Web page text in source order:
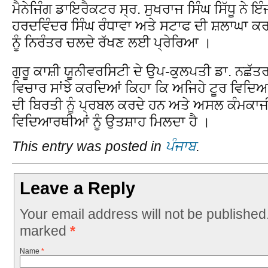
ਮੈਨੇਜਿੰਗ ਡਾਇਰੈਕਟਰ ਸ੍ਰ. ਸੁਖਰਾਜ ਸਿੰਘ ਸਿੱਧੂ ਨੇ
ਹਰਦਵਿੰਦਰ ਸਿੰਘ ਰੰਧਾਵਾ ਅਤੇ ਸਟਾਫ ਦੀ ਸ਼ਲਾਘਾ
ਨੂੰ ਨਿਰੰਤਰ ਚਲਦੇ ਰੱਖਣ ਲਈ ਪ੍ਰੇਰਿਆ ।
ਗੁਰੂ ਕਾਸ਼ੀ ਯੂਨੀਵਰਸਿਟੀ ਦੇ ਉਪ-ਕੁਲਪਤੀ ਡਾ.
ਵਿਚਾਰ ਸਾਂਝੇ ਕਰਦਿਆਂ ਕਿਹਾ ਕਿ ਅਜਿਹੇ ਟੂਰ
ਦੀ ਬਿਰਤੀ ਨੂੰ ਪ੍ਰਬਲ ਕਰਦੇ ਹਨ ਅਤੇ ਅਸਲ
ਵਿਦਿਆਰਥੀਆਂ ਨੂੰ ਉਤਸ਼ਾਹ ਮਿਲਦਾ ਹੈ ।
This entry was posted in ਪੰਜਾਬ.
Leave a Reply
Your email address will not be
marked *
Name *